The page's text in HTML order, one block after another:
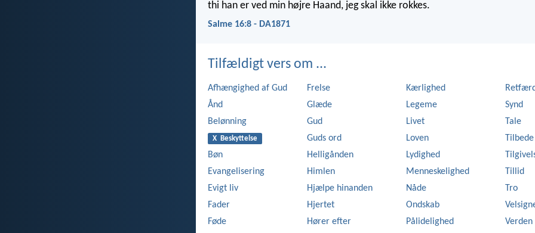
thi han er ved min højre Haand, jeg skal ikke rokkes.
Salme 16:8 - DA1871
Tilfældigt vers om ...
Afhængighed af Gud
Ånd
Belønning
X Beskyttelse
Bøn
Evangelisering
Evigt liv
Fader
Føde
Frelse
Glæde
Gud
Guds ord
Helligånden
Himlen
Hjælpe hinanden
Hjertet
Hører efter
Kærlighed
Legeme
Livet
Loven
Lydighed
Menneskelighed
Nåde
Ondskab
Pålidelighed
Synd
Tale
Tilbede
Tillid
Tro
Verden